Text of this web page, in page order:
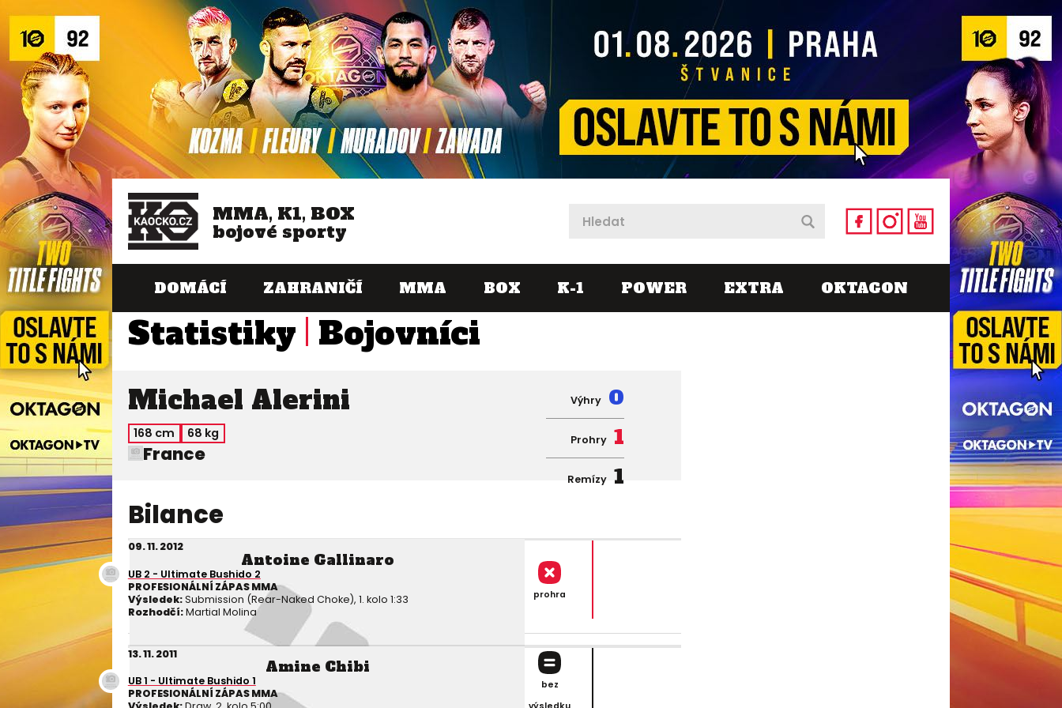
MMA, K1, BOX
bojové sporty
DOMÁCÍ ZAHRANIČÍ MMA BOX K-1 POWER EXTRA OKTAGON
Statistiky Bojovníci
Michael Alerini
168 cm 68 kg
France
Výhry 0
Prohry 1
Remízy 1
Bilance
09. 11. 2012
Antoine Gallinaro
UB 2 - Ultimate Bushido 2
PROFESIONÁLNÍ ZÁPAS MMA
Výsledek:Submission (Rear-Naked Choke), 1. kolo 1:33
Rozhodčí:Martial Molina
prohra
13. 11. 2011
Amine Chibi
UB 1 - Ultimate Bushido 1
PROFESIONÁLNÍ ZÁPAS MMA
bez